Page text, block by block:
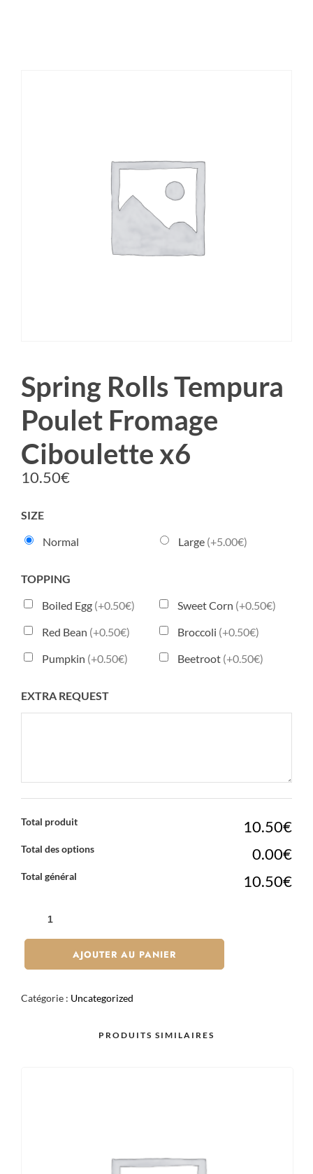
Spring Rolls Tempura
Poulet Fromage
Ciboulette x6
10.50€
SIZE
Normal
Large (+5.00€)
TOPPING
Boiled Egg (+0.50€) Sweet Corn (+0.50€)
Red Bean (+0.50€) Broccoli (+0.50€)
Pumpkin (+0.50€) Beetroot (+0.50€)
EXTRA REQUEST
Total produit 10.50€
Total des options 0.00€
Total général 10.50€
ROLLS
POULET
AJOUTER AU PANIER
Catégorie : Uncategorized
PRODUITS SIMILAIRES